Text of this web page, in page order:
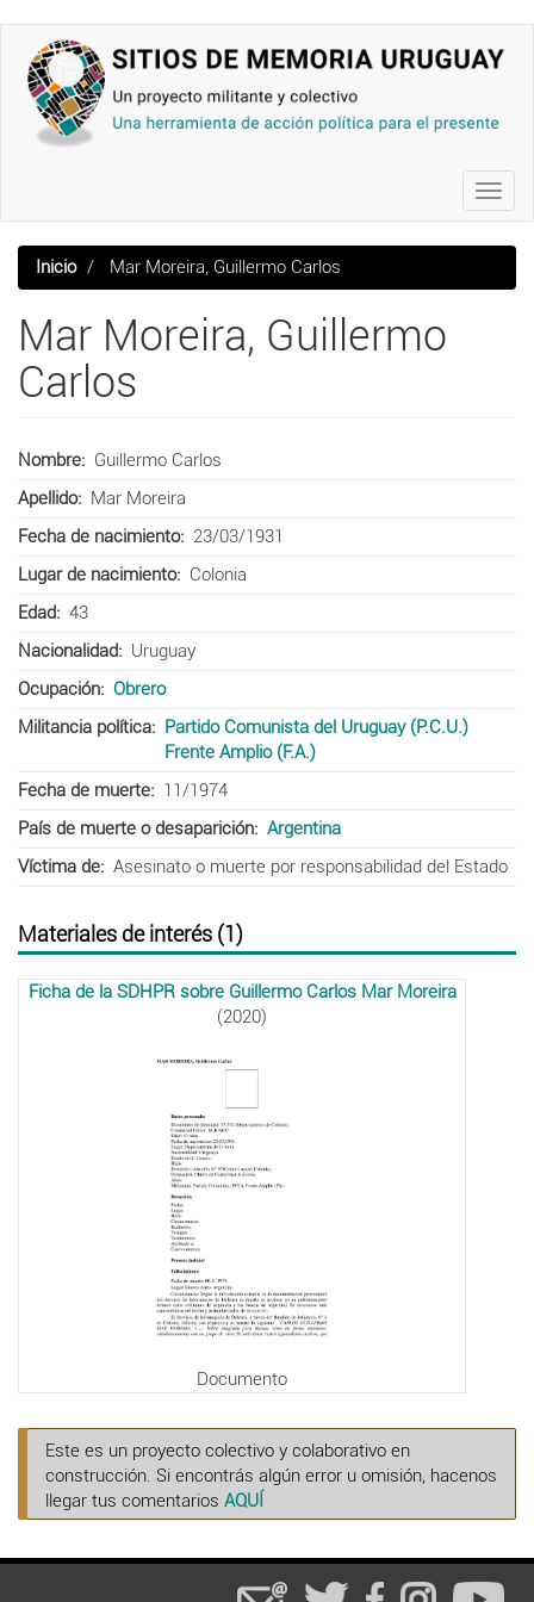
contenido
principal
Inicio Mar Moreira, Guillermo Carlos
Mar Moreira, Guillermo
Carlos
Nombre
Guillermo Carlos
Apellido
Mar Moreira
Fecha de nacimiento
23/03/1931
Lugar de nacimiento
Colonia
Edad
43
Nacionalidad
Uruguay
Ocupación
Obrero
Militancia política
Partido Comunista del Uruguay (P.C.U.)
Frente Amplio (F.A.)
Fecha de muerte
11/1974
País de muerte o desaparición
Argentina
Víctima de
Asesinato o muerte por responsabilidad del Estado
Materiales de interés (1)
Ficha de la SDHPR sobre Guillermo Carlos Mar Moreira
(2020)
Documento
Este es un proyecto colectivo y colaborativo en
construcción. Si encontrás algún error u omisión, hacenos
llegar tus comentarios AQUÍ